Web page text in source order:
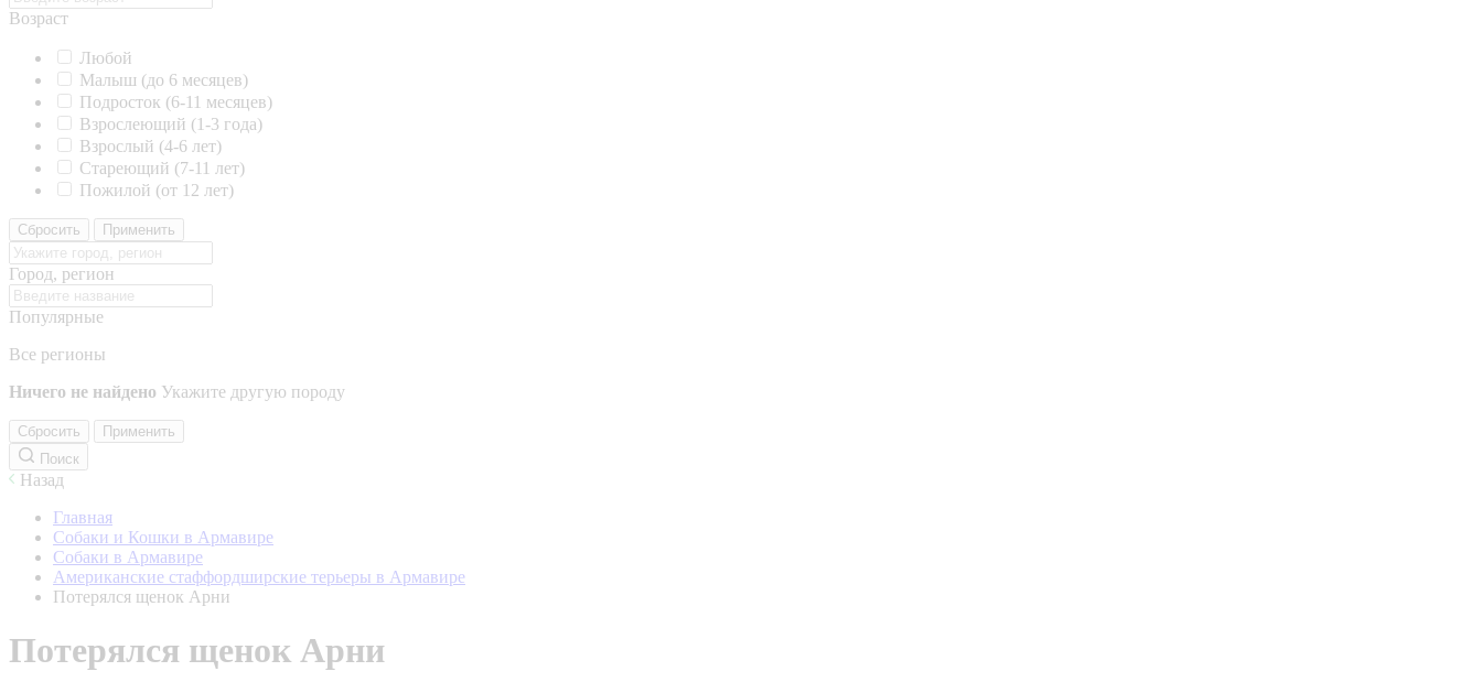
Возраст
Любой
Малыш (до 6 месяцев)
Подросток (6-11 месяцев)
Взрослеющий (1-3 года)
Взрослый (4-6 лет)
Стареющий (7-11 лет)
Пожилой (от 12 лет)
Сбросить Применить
Город, регион
Популярные
Все регионы
Ничего не найдено Укажите другую породу
Сбросить
Применить
Поиск
Назад
Главная
Собаки и Кошки в Армавире
Собаки в Армавире
Американские стаффордширские терьеры в Армавире
Потерялся щенок Арни
Потерялся щенок Арни